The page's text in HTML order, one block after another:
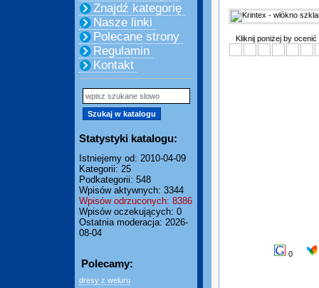
Znajdź kategorię
Nasze linki
Polecane strony
Regulamin
Kontakt
Statystyki katalogu:
Istniejemy od: 2010-04-09
Kategorii: 25
Podkategorii: 548
Wpisów aktywnych: 3344
Wpisów odrzuconych: 8386
Wpisów oczekujących: 0
Ostatnia moderacja: 2026-
08-04
Polecamy:
dresy z weluru
Kliknij poniżej by ocenić
0